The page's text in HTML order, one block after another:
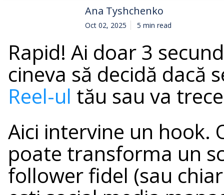
Ana Tyshchenko
Oct 02, 2025 5 min read
Rapid! Ai doar 3
cineva să decidă dacă
Reel-ul tău sau va
Aici intervine un hook.
poate transforma un
follower fidel (sau